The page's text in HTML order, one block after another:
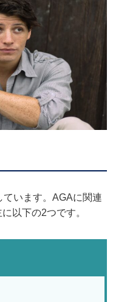
います。AGAに関連
以下の2つです。